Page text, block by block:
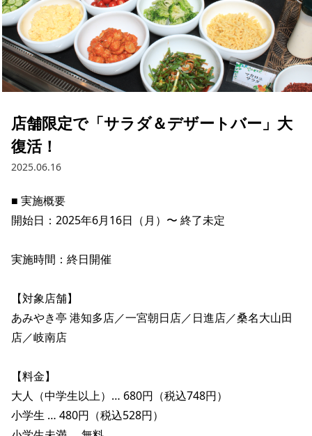
店舗限定で「サラダ＆デザートバー」大
復活！
2025.06.16
■ 実施概要
開始日：2025年6月16日（月）〜 終了未定
実施時間：終日開催
【対象店舗】
あみやき亭 港知多店／一宮朝日店／日進店／桑名大山田
店／岐南店
【料金】
大人（中学生以上）… 680円（税込748円）
小学生 … 480円（税込528円）